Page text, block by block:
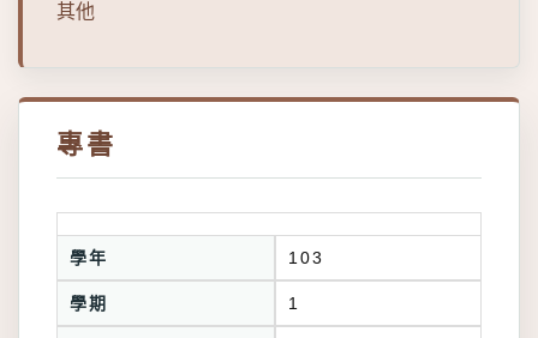
其他
專書
學年 103
學期 1